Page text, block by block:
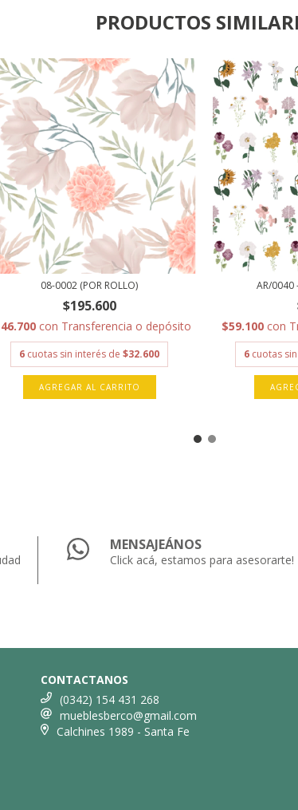
PRODUCTOS
08-0002 (POR ROLLO)
$195.600
con Transferencia o depósito
6 cuotas sin interés de $32.600
AGREGAR AL CARRITO
AR/0040
$59.100 con
6 cuotas
MENSAJEÁNOS
Click acá, estamos para asesorarte!
CONTACTANOS
(0342) 154 431 268
mueblesberco@gmail.com
Calchines 1989 - Santa Fe